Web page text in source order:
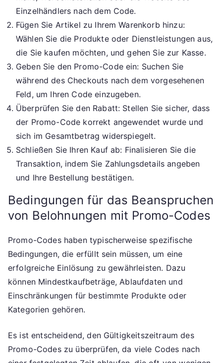
Einzelhändlers nach dem Code.
Fügen Sie Artikel zu Ihrem Warenkorb hinzu:
Wählen Sie die Produkte oder Dienstleistungen aus,
die Sie kaufen möchten, und gehen Sie zur Kasse.
Geben Sie den Promo-Code ein: Suchen Sie
während des Checkouts nach dem vorgesehenen
Feld, um Ihren Code einzugeben.
Überprüfen Sie den Rabatt: Stellen Sie sicher, dass
der Promo-Code korrekt angewendet wurde und
sich im Gesamtbetrag widerspiegelt.
Schließen Sie Ihren Kauf ab: Finalisieren Sie die
Transaktion, indem Sie Zahlungsdetails angeben
und Ihre Bestellung bestätigen.
Bedingungen für das Beanspruchen
von Belohnungen mit Promo-Codes
Promo-Codes haben typischerweise spezifische
Bedingungen, die erfüllt sein müssen, um eine
erfolgreiche Einlösung zu gewährleisten. Dazu
können Mindestkaufbeträge, Ablaufdaten und
Einschränkungen für bestimmte Produkte oder
Kategorien gehören.
Es ist entscheidend, den Gültigkeitszeitraum des
Promo-Codes zu überprüfen, da viele Codes nach